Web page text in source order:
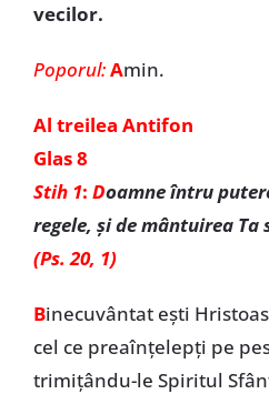
vecilor.
Poporul:Amin.
Al treilea Antifon
Glas 8
Stih 1: Doamne întru
regele, și de mântuirea Ta
(Ps. 20, 1)
Binecuvântat ești
cel ce preaînțelepți pe
trimițându-le Spiritul